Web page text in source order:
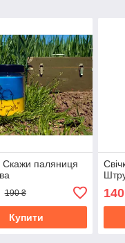
Скажи паляниця
190 ₴
Купити
140